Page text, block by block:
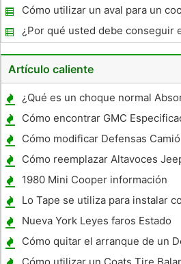
Cómo utilizar un aval para un
Owned
¿Por qué usted debe conseguir
alquilar un coche
Artículo caliente
¿Qué es un choque normal
Cómo encontrar GMC
vehículo por número de VIN
Cómo modificar Defensas
Cómo reemplazar Altavoces
1980 Mini Cooper información
Lo Tape se utiliza para instalar
ventilación ?
Nueva York Leyes faros Estado
Cómo quitar el arranque de un
1994